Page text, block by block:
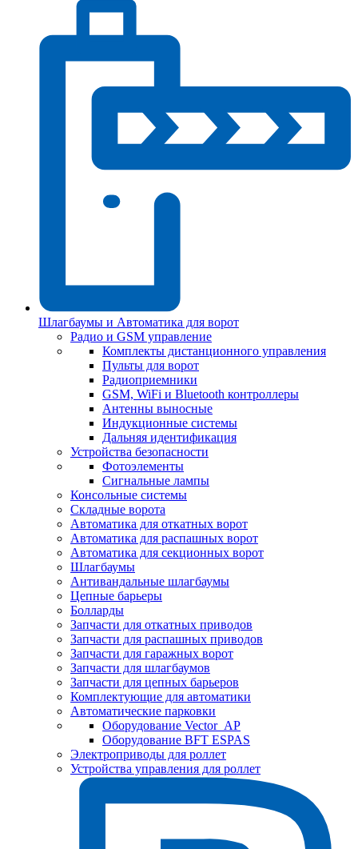
Шлагбаумы и Автоматика для ворот
Радио и GSM управление
Комплекты дистанционного управления
Пульты для ворот
Радиоприемники
GSM, WiFi и Bluetooth контроллеры
Антенны выносные
Индукционные системы
Дальняя идентификация
Устройства безопасности
Фотоэлементы
Сигнальные лампы
Консольные системы
Складные ворота
Автоматика для откатных ворот
Автоматика для распашных ворот
Автоматика для секционных ворот
Шлагбаумы
Антивандальные шлагбаумы
Цепные барьеры
Болларды
Запчасти для откатных приводов
Запчасти для распашных приводов
Запчасти для гаражных ворот
Запчасти для шлагбаумов
Запчасти для цепных барьеров
Комплектующие для автоматики
Автоматические парковки
Оборудование Vector_AP
Оборудование BFT ESPAS
Электроприводы для роллет
Устройства управления для роллет